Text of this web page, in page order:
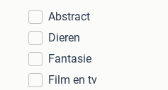
Abstract
Dieren
Fantasie
Film en tv